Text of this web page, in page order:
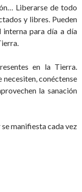
Liberarse de todo
y libres. Pueden
interna para día a día
en la Tierra.
conéctense
la sanación
manifiesta cada vez